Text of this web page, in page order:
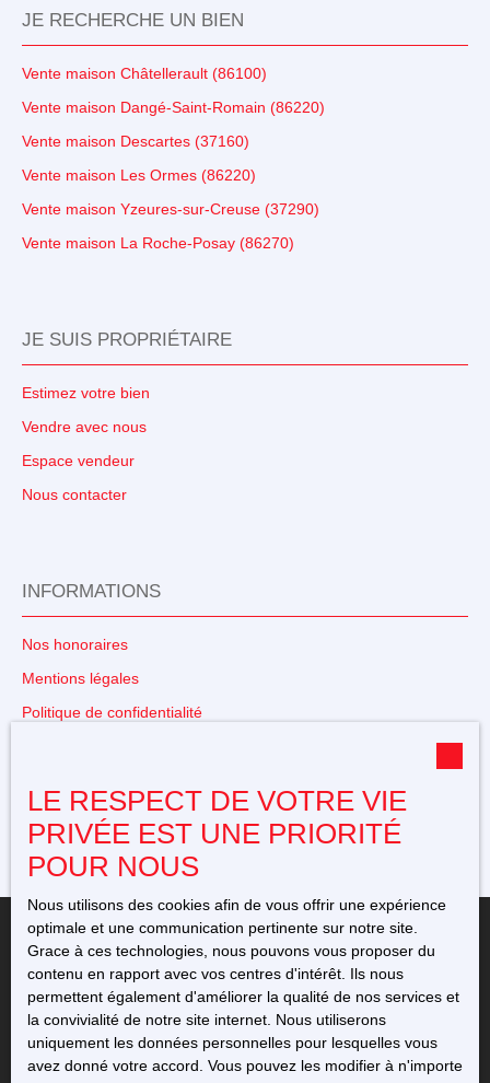
JE RECHERCHE UN BIEN
Vente maison Châtellerault (86100)
Vente maison Dangé-Saint-Romain (86220)
Vente maison Descartes (37160)
Vente maison Les Ormes (86220)
Vente maison Yzeures-sur-Creuse (37290)
Vente maison La Roche-Posay (86270)
JE SUIS PROPRIÉTAIRE
Estimez votre bien
Vendre avec nous
Espace vendeur
Nous contacter
INFORMATIONS
Nos honoraires
Mentions légales
Politique de confidentialité
Propulsé par
+33 5 49 23 12 11
76 avenue de l'Europe
LE RESPECT DE VOTRE VIE
PRIVÉE EST UNE PRIORITÉ
POUR NOUS
Nous utilisons des cookies afin de vous offrir une expérience
optimale et une communication pertinente sur notre site.
Grace à ces technologies, nous pouvons vous proposer du
contenu en rapport avec vos centres d'intérêt. Ils nous
permettent également d'améliorer la qualité de nos services et
la convivialité de notre site internet. Nous utiliserons
uniquement les données personnelles pour lesquelles vous
avez donné votre accord. Vous pouvez les modifier à n'importe